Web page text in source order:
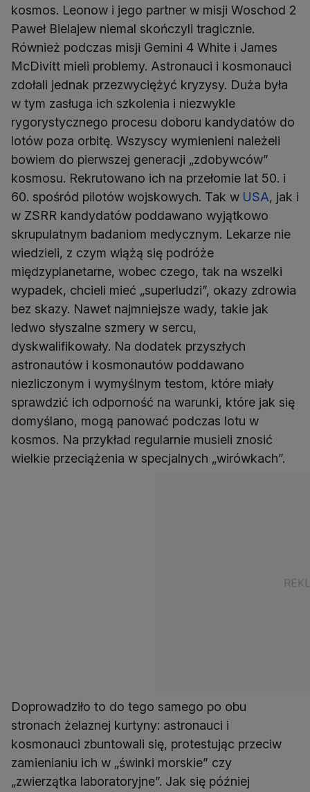
kosmos. Leonow i jego partner w misji Woschod 2
Paweł Bielajew niemal skończyli tragicznie.
Również podczas misji Gemini 4 White i James
McDivitt mieli problemy. Astronauci i kosmonauci
zdołali jednak przezwyciężyć kryzysy. Duża była
w tym zasługa ich szkolenia i niezwykle
rygorystycznego procesu doboru kandydatów do
lotów poza orbitę. Wszyscy wymienieni należeli
bowiem do pierwszej generacji „zdobywców”
kosmosu. Rekrutowano ich na przełomie lat 50. i
60. spośród pilotów wojskowych. Tak w USA, jak i
w ZSRR kandydatów poddawano wyjątkowo
skrupulatnym badaniom medycznym. Lekarze nie
wiedzieli, z czym wiążą się podróże
międzyplanetarne, wobec czego, tak na wszelki
wypadek, chcieli mieć „superludzi”, okazy zdrowia
bez skazy. Nawet najmniejsze wady, takie jak
ledwo słyszalne szmery w sercu,
dyskwalifikowały. Na dodatek przyszłych
astronautów i kosmonautów poddawano
niezliczonym i wymyślnym testom, które miały
sprawdzić ich odporność na warunki, które jak się
domyślano, mogą panować podczas lotu w
kosmos. Na przykład regularnie musieli znosić
wielkie przeciążenia w specjalnych „wirówkach”.
Doprowadziło to do tego samego po obu
stronach żelaznej kurtyny: astronauci i
kosmonauci zbuntowali się, protestując przeciw
zamienianiu ich w „świnki morskie” czy
„zwierzątka laboratoryjne”. Jak się później